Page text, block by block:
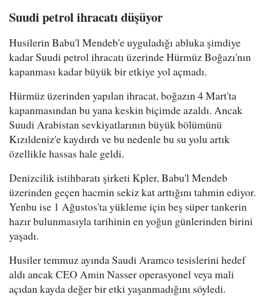
Suudi petrol ihracatı düşüyor
Husilerin Babu'l Mendeb'e uyguladığı abluka şimdiye
kadar Suudi petrol ihracatı üzerinde Hürmüz Boğazı'nın
kapanması kadar büyük bir etkiye yol açmadı.
Hürmüz üzerinden yapılan ihracat, boğazın 4 Mart'ta
kapanmasından bu yana keskin biçimde azaldı. Ancak
Suudi Arabistan sevkiyatlarının büyük bölümünü
Kızıldeniz'e kaydırdı ve bu nedenle bu su yolu artık
özellikle hassas hale geldi.
Denizcilik istihbaratı şirketi Kpler, Babu'l Mendeb
üzerinden geçen hacmin sekiz kat arttığını tahmin ediyor.
Yenbu ise 1 Ağustos'ta yükleme için beş süper tankerin
hazır bulunmasıyla tarihinin en yoğun günlerinden birini
yaşadı.
Husiler temmuz ayında Saudi Aramco tesislerini hedef
aldı ancak CEO Amin Nasser operasyonel veya mali
açıdan kayda değer bir etki yaşanmadığını söyledi.